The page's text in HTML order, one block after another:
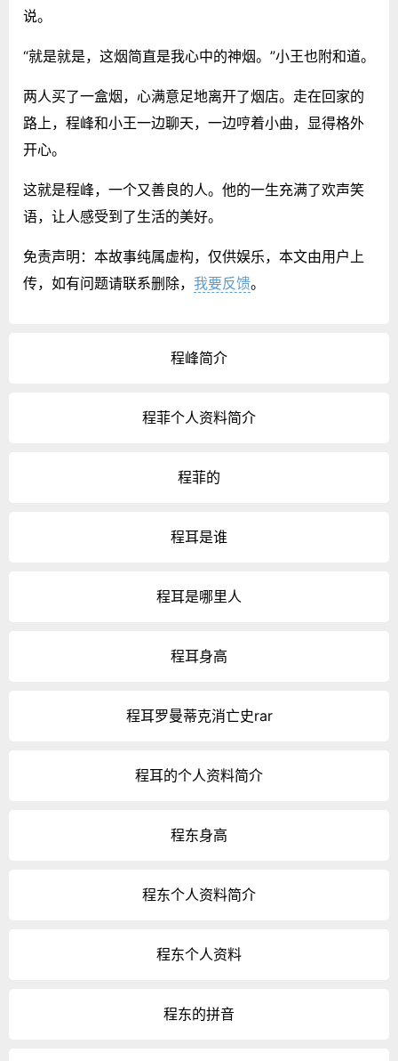
说。
“就是就是，这烟简直是我心中的神烟。”小王也附和道。
两人买了一盒烟，心满意足地离开了烟店。走在回家的
路上，程峰和小王一边聊天，一边哼着小曲，显得格外
开心。
这就是程峰，一个又善良的人。他的一生充满了欢声笑
语，让人感受到了生活的美好。
免责声明：本故事纯属虚构，仅供娱乐，本文由用户上
传，如有问题请联系删除， 我要反馈。
程峰简介
程菲个人资料简介
程菲的
程耳是谁
程耳是哪里人
程耳身高
程耳罗曼蒂克消亡史rar
程耳的个人资料简介
程东身高
程东个人资料简介
程东个人资料
程东的拼音